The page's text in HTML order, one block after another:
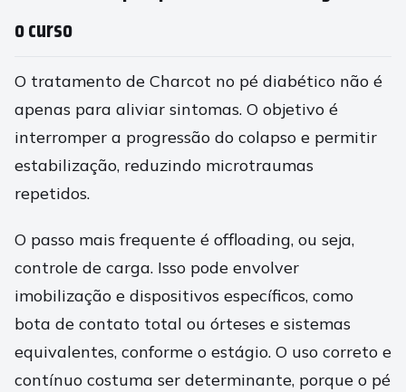
o curso
O tratamento de Charcot no pé diabético não é
apenas para aliviar sintomas. O objetivo é
interromper a progressão do colapso e permitir
estabilização, reduzindo microtraumas
repetidos.
O passo mais frequente é offloading, ou seja,
controle de carga. Isso pode envolver
imobilização e dispositivos específicos, como
bota de contato total ou órteses e sistemas
equivalentes, conforme o estágio. O uso correto e
contínuo costuma ser determinante, porque o pé